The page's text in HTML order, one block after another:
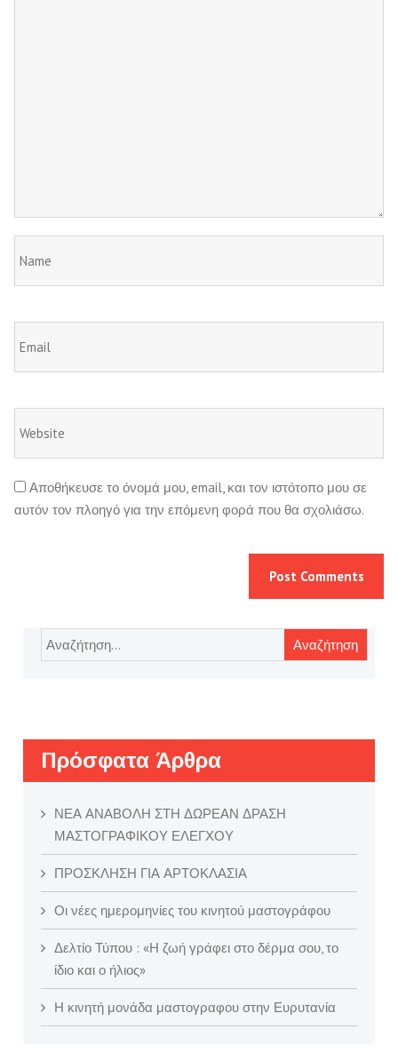
Αποθήκευσε το όνομά μου, email, και τον ιστότοπο μου σε
αυτόν τον πλοηγό για την επόμενη φορά που θα σχολιάσω.
Αναζήτηση
για:
Πρόσφατα Άρθρα
ΝΕΑ ΑΝΑΒΟΛΗ ΣΤΗ ΔΩΡΕΑΝ ΔΡΑΣΗ
ΜΑΣΤΟΓΡΑΦΙΚΟΥ ΕΛΕΓΧΟΥ
ΠΡΟΣΚΛΗΣΗ ΓΙΑ ΑΡΤΟΚΛΑΣΙΑ
Οι νέες ημερομηνίες του κινητού μαστογράφου
Δελτίο Τύπου : «Η ζωή γράφει στο δέρμα σου, το
ίδιο και ο ήλιος»
Η κινητή μονάδα μαστογραφου στην Ευρυτανία